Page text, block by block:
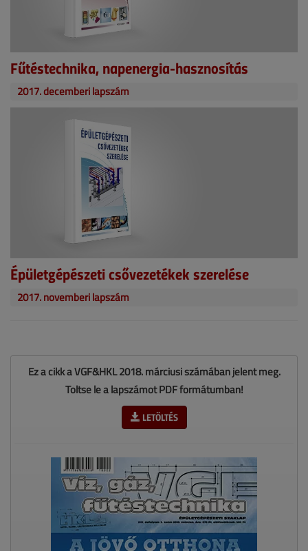
Fűtéstechnika, napenergia-hasznosítás
2017. decemberi lapszám
Épületgépészeti csővezetékek szerelése
2017. novemberi lapszám
Ez a cikk a VGF&HKL 2018. márciusi számában jelent meg.
Töltse le a lapszámot PDF formátumban!
LETÖLTÉS